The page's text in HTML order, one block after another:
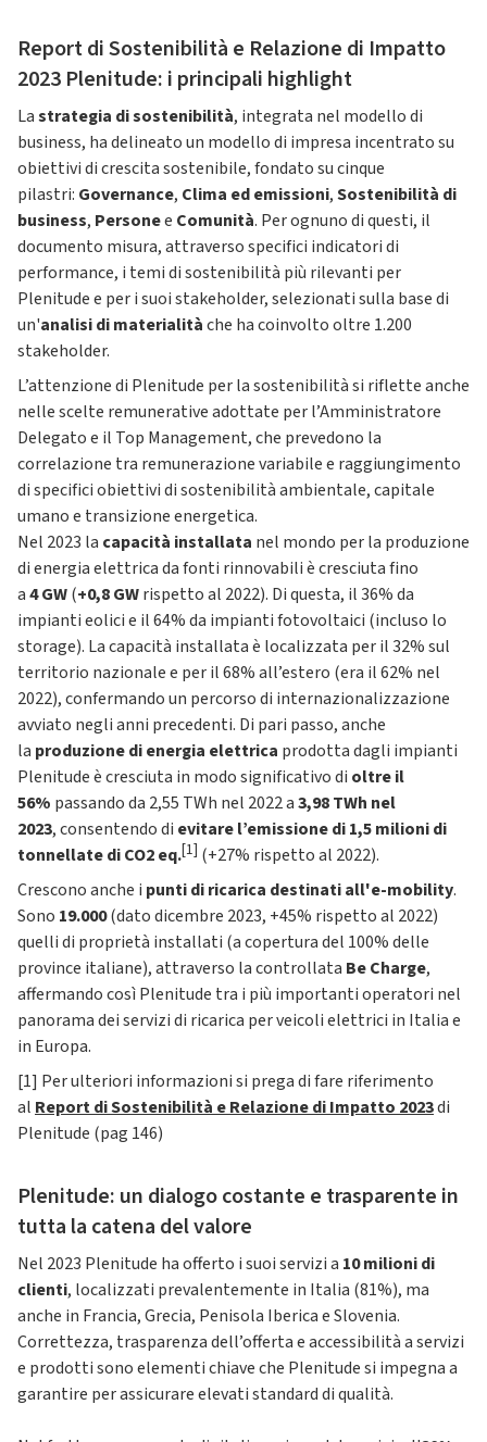
Report di Sostenibilità e Relazione di Impatto
2023 Plenitude: i principali highlight
Lastrategia di sostenibilità, integrata nel modello di
business, ha delineato un modello di impresa incentrato su
obiettivi di crescita sostenibile, fondato su cinque
pilastri: Governance, Clima ed emissioni,Sostenibilità di
business, Personee Comunità. Per ognuno di questi, il
documento misura, attraverso specifici indicatori di
performance, i temi di sostenibilità più rilevanti per
Plenitude e per i suoi stakeholder, selezionati sulla base di
un'analisi di materialitàche ha coinvolto oltre 1.200
stakeholder.
L’attenzione di Plenitude per la sostenibilità si riflette anche
nelle scelte remunerative adottate per l’Amministratore
Delegato e il Top Management, che prevedono la
correlazione tra remunerazione variabile e raggiungimento
di specifici obiettivi di sostenibilità ambientale, capitale
umano e transizione energetica.
Nel 2023 la capacità installata nel mondo per la produzione
di energia elettrica da fonti rinnovabili è cresciuta fino
a4 GW(+0,8 GWrispetto al 2022). Di questa, il 36% da
impianti eolici e il 64% da impianti fotovoltaici (incluso lo
storage). La capacità installata è localizzata per il 32% sul
territorio nazionale e per il 68% all’estero (era il 62% nel
2022), confermando un percorso di internazionalizzazione
avviato negli anni precedenti. Di pari passo, anche
la produzione di energia elettrica prodotta dagli impianti
Plenitude è cresciuta in modo significativo di oltre il
56% passando da 2,55 TWh nel 2022 a3,98 TWh nel
2023,consentendo di evitare l’emissione di 1,5 milioni di
tonnellate di CO2 eq.[1] (+27% rispetto al 2022).
Crescono anche i punti di ricarica destinati all'e-mobility.
Sono 19.000(dato dicembre 2023, +45% rispetto al 2022)
quelli di proprietà installati (a copertura del 100% delle
province italiane), attraverso la controllata Be Charge,
affermando così Plenitude tra i più importanti operatori nel
panorama dei servizi di ricarica per veicoli elettrici in Italia e
in Europa.
[1] Per ulteriori informazioni si prega di fare riferimento
al Report di Sostenibilità e Relazione di Impatto 2023di
Plenitude (pag 146)
Plenitude: un dialogo costante e trasparente in
tutta la catena del valore
Nel 2023 Plenitude ha offerto i suoi servizi a 10 milioni di
clienti, localizzati prevalentemente in Italia (81%), ma
anche in Francia, Grecia, Penisola Iberica e Slovenia.
Correttezza, trasparenza dell’offerta e accessibilità a servizi
e prodotti sono elementi chiave che Plenitude si impegna a
garantire per assicurare elevati standard di qualità.